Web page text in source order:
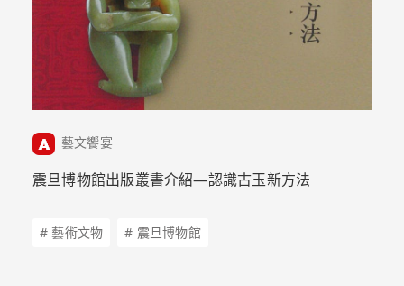
藝文饗宴
震旦博物館出版叢書介紹—認識古玉新方法
# 藝術文物 # 震旦博物館